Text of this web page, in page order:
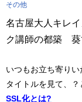
その他
名古屋大人キレ
ク講師の都築 葵
いつもお立ち寄りい
タイトルを見て、？
SSL化とは?